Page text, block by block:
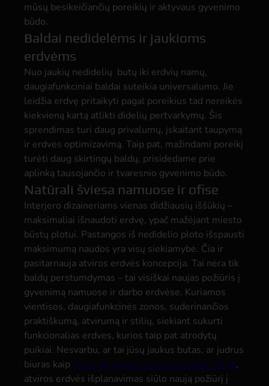
mūsų besikeičiančių poreikių ir aktyvaus gyvenimo
būdo.
Baldai nedidelėms ir jaukioms
erdvėms
Nuo jaukių nedidelių butų iki erdvių namų,
daugiafunkciniai baldai suteikia universalumo. Jie
leidžia erdvę pritaikyti pagal poreikius tad nereikės
kiekvieną kartą atlikti didelių pertvarkymų. Šis
sprendimas turi daug privalumų, įskaitant taupymą
ir erdvės optimizavimą. Taip pat, mažindami poreikį
turėti daug skirtingų baldų, prisidedame prie
aplinką tausojančio ir tvaresnio gyvenimo būdo.
Natūrali šviesa namuose ir ofise
Interjero dizaineriams vienas didžiausių iššūkių –
maksimaliai išnaudoti erdvę, ypač mažėjant miesto
būstų plotui. Pastangos iš nedidelio ploto išspausti
maksimumą naudos yra visų siekiamybė. Čia ir
pasitarnauja atviros erdvės koncepcija. Tai nėra tik
baldų perstumdymas – tai visiškai naujas požiūris į
gyvenimą namuose ir darbo erdvėse. Kuriamos
vientisos, daugiafunkcinės zonos, suderinančios
praktiškumą, atvirumą ir stilių, siekiant sukurti
funkcionalias erdves, kurios taip pat atrodytų
puikiai. Nesvarbu, ar tai jūsų jaukus butas, ar judrus
biuras kaip mūsų įrengtas Londone esantis ofisas,
atviros erdvės išplanavimas siūlo naują požiūrį į